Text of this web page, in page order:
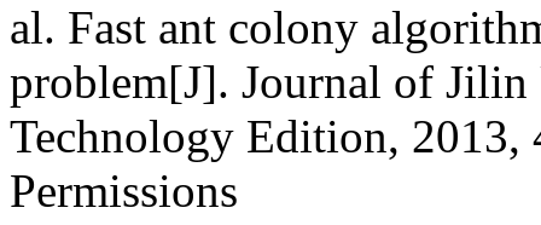
al. Fast ant colony
problem[J]. Journal of
Technology Edition,
Permissions